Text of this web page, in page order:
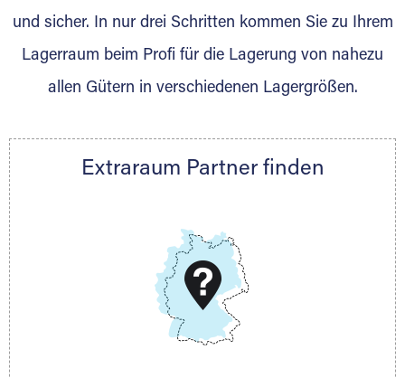
Gewinnung von Neukunden
Nachricht.
Telefon:+49 6145 5442 - 404
DMG Aktiengesellschaft
www.dmg-ag.com
und sicher. In nur drei Schritten kommen Sie zu Ihrem
Lagerraum beim Profi für die Lagerung von nahezu
allen Gütern in verschiedenen Lagergrößen.
Extraraum Partner finden